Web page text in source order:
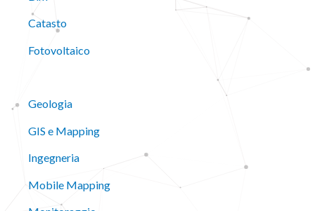
Catasto
Fotovoltaico
Geologia
GIS e Mapping
Ingegneria
Mobile Mapping